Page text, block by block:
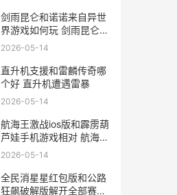
剑雨昆仑和诺诺来自异世
界游戏如何玩 剑雨昆仑怎
么升级帮会
2026-05-14
直升机支援和雷麟传奇哪
个好 直升机遭遇雷暴
2026-05-14
航海王激战ios版和霹雳葫
芦娃手机游戏相对 航海王
激战ios版下载
2026-05-14
全民消星星红包版和公路
狂飙破解版解开全部赛车